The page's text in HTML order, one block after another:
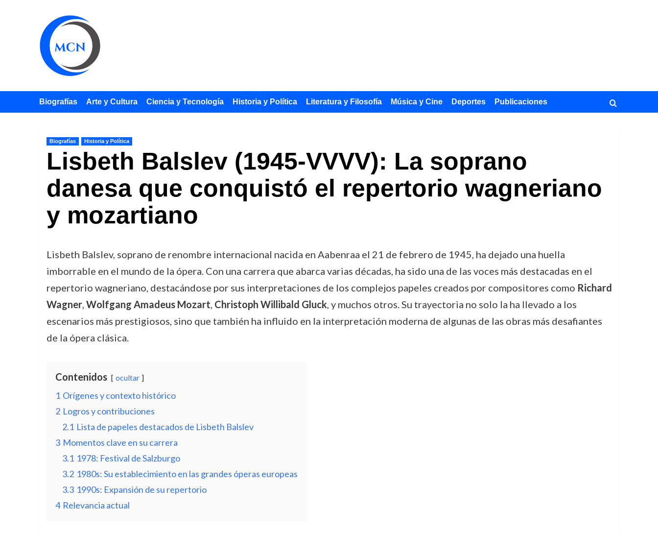
Biografías Arte y Cultura Ciencia y Tecnología Historia y Política Literatura y Filosofía Música y Cine Deportes Publicaciones
Biografías Historia y Política
Lisbeth Balslev (1945-VVVV): La soprano
danesa que conquistó el repertorio wagneriano
y mozartiano
Lisbeth Balslev, soprano de renombre internacional nacida en Aabenraa el 21 de febrero de 1945, ha dejado una huella
imborrable en el mundo de la ópera. Con una carrera que abarca varias décadas, ha sido una de las voces más destacadas en el
repertorio wagneriano, destacándose por sus interpretaciones de los complejos papeles creados por compositores como Richard
Wagner, Wolfgang Amadeus Mozart, Christoph Willibald Gluck, y muchos otros. Su trayectoria no solo la ha llevado a los
escenarios más prestigiosos, sino que también ha influido en la interpretación moderna de algunas de las obras más desafiantes
de la ópera clásica.
Contenidos ocultar
1 Orígenes y contexto histórico
2 Logros y contribuciones
2.1 Lista de papeles destacados de Lisbeth Balslev
3 Momentos clave en su carrera
3.1 1978: Festival de Salzburgo
3.2 1980s: Su establecimiento en las grandes óperas europeas
3.3 1990s: Expansión de su repertorio
4 Relevancia actual